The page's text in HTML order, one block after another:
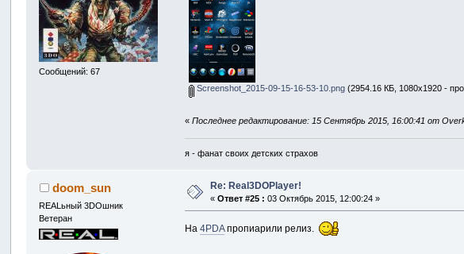
Сообщений: 67
Screenshot_2015-09-15-16-53-10.png (2954.16 КБ, 1080x1920 -
«Последнее редактирование: 15 Сентябрь 2015, 16:00:41 от
я - фанат своих детских страхов
doom_sun
REALьный 3DOшник
Ветеран
Re: Real3DOPlayer!
«Ответ #25 : 03 Октябрь 2015, 12:00:24 »
На4PDAпропиарили релиз.